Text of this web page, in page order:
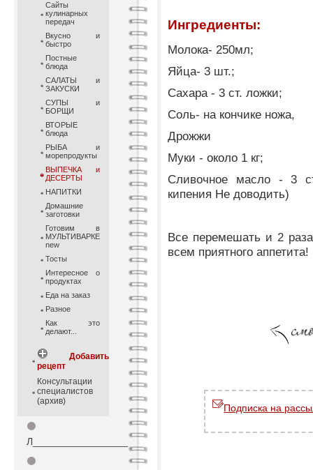
Сайты
кулинарных
передач
Вкусно и
быстро
Постные
блюда
САЛАТЫ и
ЗАКУСКИ
СУПЫ и
БОРЩИ
ВТОРЫЕ
блюда
РЫБА и
морепродукты
ВЫПЕЧКА и
ДЕСЕРТЫ
НАПИТКИ
Домашние
заготовки
Готовим в
МУЛЬТИВАРКЕ
new
Тосты
Интересное о
продуктах
Еда на заказ
Разное
Как это
делают...
Добавить
рецепт
Консультации
специалистов
(архив)
⚫
Л_________________
⚫
Ингредиенты:
Молока- 250мл;
Яйца- 3 шт.;
Сахара - 3 ст. ложки;
Соль- на кончике ножа,
Дрожжи
Муки - около 1 кг;
Сливочное масло - 3
кипения Не доводить)
Все перемешать и 2
всем приятного аппетита!
Подписка на